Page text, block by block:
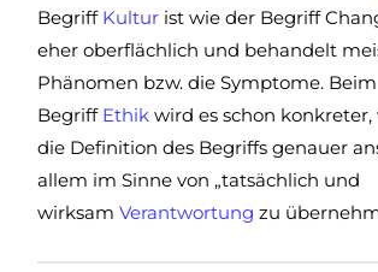
Begriff Kultur ist wie der Begriff
eher oberflächlich und behandelt
Phänomen bzw. die Symptome. Beim
Begriff Ethik wird es schon
die Definition des Begriffs genauer
allem im Sinne von „tatsächlich und
wirksam Verantwortung zu